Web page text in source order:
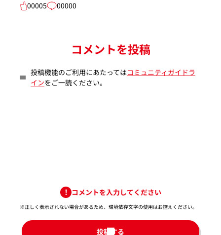
00005
00000
コメントを投稿
投稿機能のご利用にあたってはコミュニティガイドラ
インをご一読ください。
コメントを入力してください
※正しく表示されない場合があるため、環境依存文字の使用はお控えください。​
投稿する